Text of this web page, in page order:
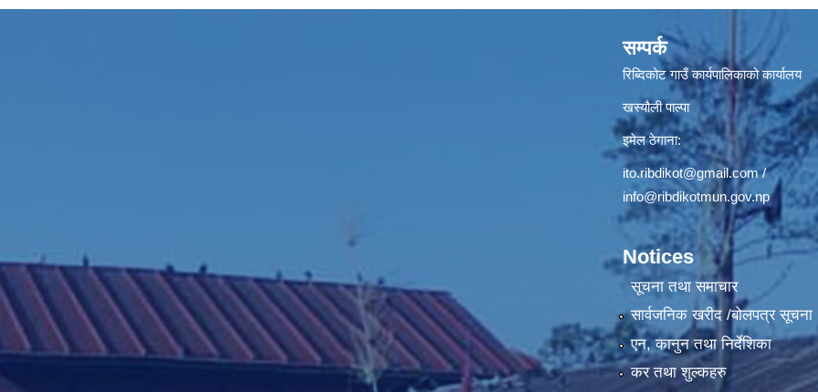
सम्पर्क
रिब्दिकोट गाउँ कार्यपालिकाको कार्यालय
खस्यौली पाल्पा
इमेल ठेगाना:
ito.ribdikot@gmail.com/
info@ribdikotmun.gov.np
Notices
सूचना तथा समाचार
सार्वजनिक खरीद /बोलपत्र सूचना
एन, कानुन तथा निर्देशिका
कर तथा शुल्कहरु